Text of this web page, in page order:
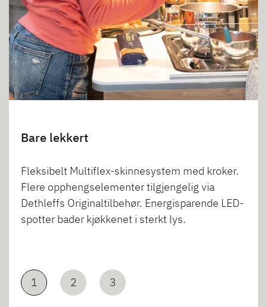
Bare lekkert
Fleksibelt Multiflex-skinnesystem med kroker.
Flere opphengselementer tilgjengelig via
Dethleffs Originaltilbehør. Energisparende LED-
spotter bader kjøkkenet i sterkt lys.
1 2 3